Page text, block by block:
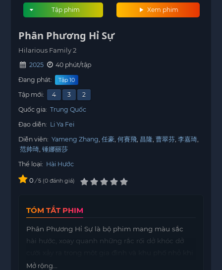
Xem phim
Tập phim
Phân Phương Hỉ Sự
Hilarious Family 2
2025
40 phút/tập
Đang phát:
Tập 10
Tập mới: 4 3
2
Quốc gia: Trung Quốc
Đạo diễn: Li Ya Fei
Diễn viên: Yameng Zhang 任豪 何賽飛 昌隆 曹翠芬 李嘉琦
范帅琦 锤娜丽莎
Thể loại: Hài Hước
0 / 5 0 đánh giá
TÓM TẮT PHIM
Phân Phương Hỉ Sự là bộ phim mang màu sắc
hài hước, xoay quanh những rắc rối dở khóc dở
hàng loạt chuyện vui bất ngờ cùng lúc ập đến.
Mở rộng...